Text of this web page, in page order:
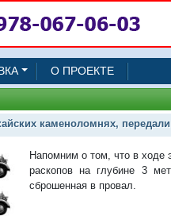
О ПРОЕКТЕ
каменоломнях,
Напомним о том, что в ходе
раскопов на глубине 3
сброшенная в провал.